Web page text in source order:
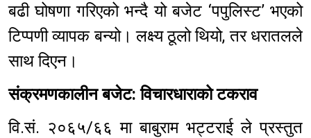
बढी घोषणा गरिएको भन्दै यो बजेट ‘पपुलिस्ट’ भएको
टिप्पणी व्यापक बन्यो। लक्ष्य ठूलो थियो, तर धरातलले
साथ दिएन।
संक्रमणकालीन बजेट: विचारधाराको टकराव
वि.सं. २०६५/६६ मा बाबुराम भट्टराई ले प्रस्तुत